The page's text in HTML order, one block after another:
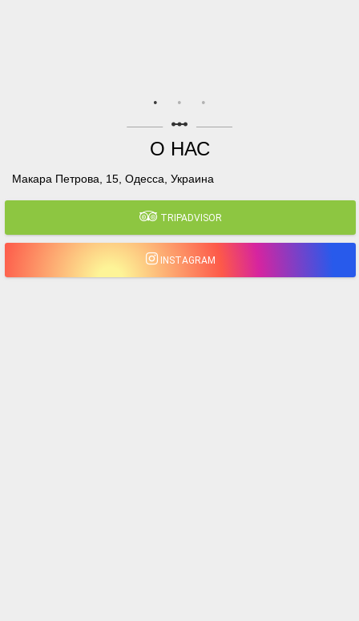
linear_scale
О НАС
Макара Петрова, 15, Одесса, Украина
TRIPADVISOR
INSTAGRAM